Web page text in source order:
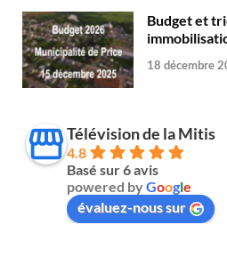
Budget et
18 décembre
Télévision de la Mitis
4.8
Basé sur 6 avis
powered byGoogle
évaluez-nous sur